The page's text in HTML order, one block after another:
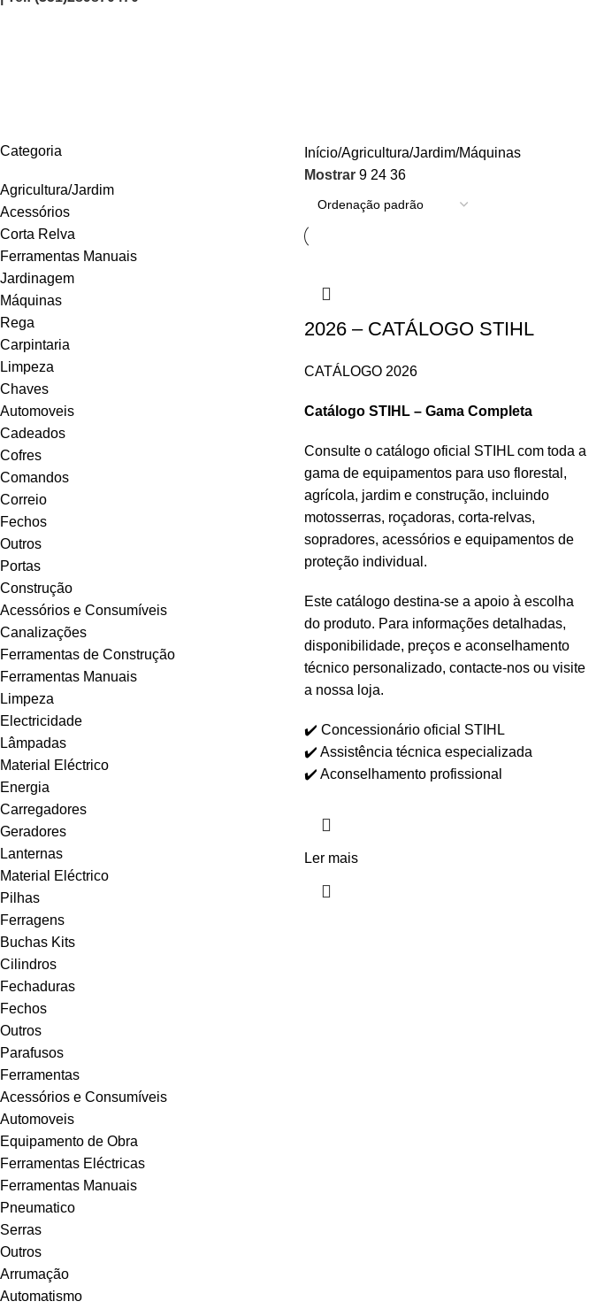
Categoria
Agricultura/Jardim
Acessórios
Corta Relva
Ferramentas Manuais
Jardinagem
Máquinas
Rega
Carpintaria
Limpeza
Chaves
Automoveis
Cadeados
Cofres
Comandos
Correio
Fechos
Outros
Portas
Construção
Acessórios e Consumíveis
Canalizações
Ferramentas de Construção
Ferramentas Manuais
Limpeza
Electricidade
Lâmpadas
Material Eléctrico
Energia
Carregadores
Geradores
Lanternas
Material Eléctrico
Pilhas
Ferragens
Buchas Kits
Cilindros
Fechaduras
Fechos
Outros
Parafusos
Ferramentas
Acessórios e Consumíveis
Automoveis
Equipamento de Obra
Ferramentas Eléctricas
Ferramentas Manuais
Pneumatico
Serras
Outros
Arrumação
Automatismo
Início Agricultura/Jardim Máquinas
Mostrar 9 24 36
2026 – CATÁLOGO STIHL
CATÁLOGO 2026
Catálogo STIHL – Gama Completa
Consulte o catálogo oficial STIHL com toda a
gama de equipamentos para uso florestal,
agrícola, jardim e construção, incluindo
motosserras, roçadoras, corta-relvas,
sopradores, acessórios e equipamentos de
proteção individual.
Este catálogo destina-se a apoio à escolha
do produto. Para informações detalhadas,
disponibilidade, preços e aconselhamento
técnico personalizado, contacte-nos ou visite
a nossa loja.
✔️ Concessionário oficial STIHL
✔️ Assistência técnica especializada
✔️ Aconselhamento profissional
Ler mais